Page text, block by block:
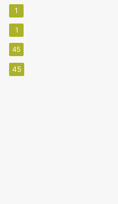
1
1
45
45